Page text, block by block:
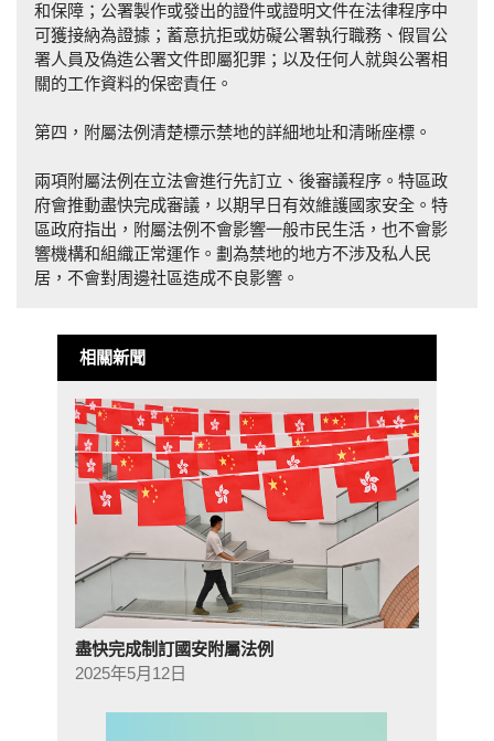
和保障；公署製作或發出的證件或證明文件在法律程序中
可獲接納為證據；蓄意抗拒或妨礙公署執行職務、假冒公
署人員及偽造公署文件即屬犯罪；以及任何人就與公署相
關的工作資料的保密責任。
第四，附屬法例清楚標示禁地的詳細地址和清晰座標。
兩項附屬法例在立法會進行先訂立、後審議程序。特區政
府會推動盡快完成審議，以期早日有效維護國家安全。特
區政府指出，附屬法例不會影響一般市民生活，也不會影
響機構和組織正常運作。劃為禁地的地方不涉及私人民
居，不會對周邊社區造成不良影響。
相關新聞
盡快完成制訂國安附屬法例
2025年5月12日